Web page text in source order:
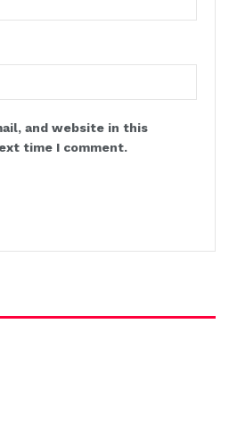
and website in this
time I comment.